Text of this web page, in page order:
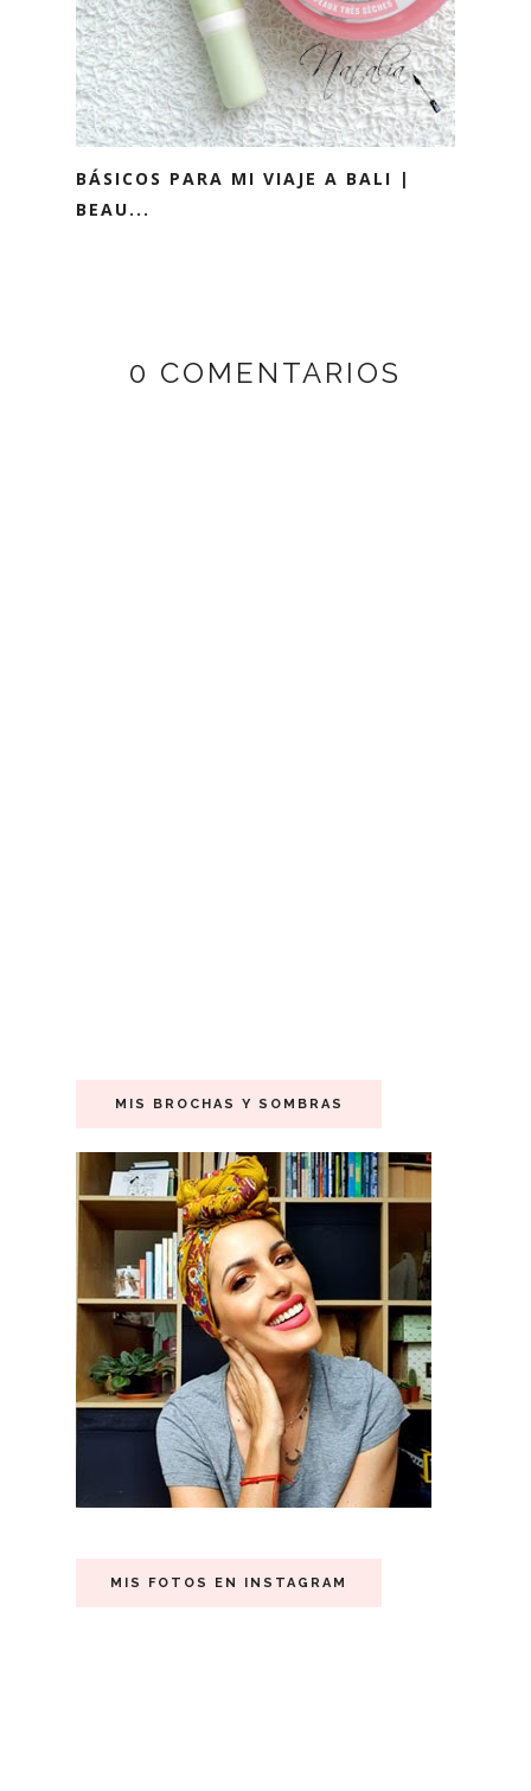
BÁSICOS PARA MI VIAJE A BALI |
BEAU...
0 COMENTARIOS
MIS BROCHAS Y SOMBRAS
MIS FOTOS EN INSTAGRAM